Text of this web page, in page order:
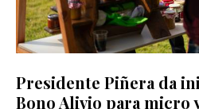
Presidente Piñera da
Bono Alivio para micro